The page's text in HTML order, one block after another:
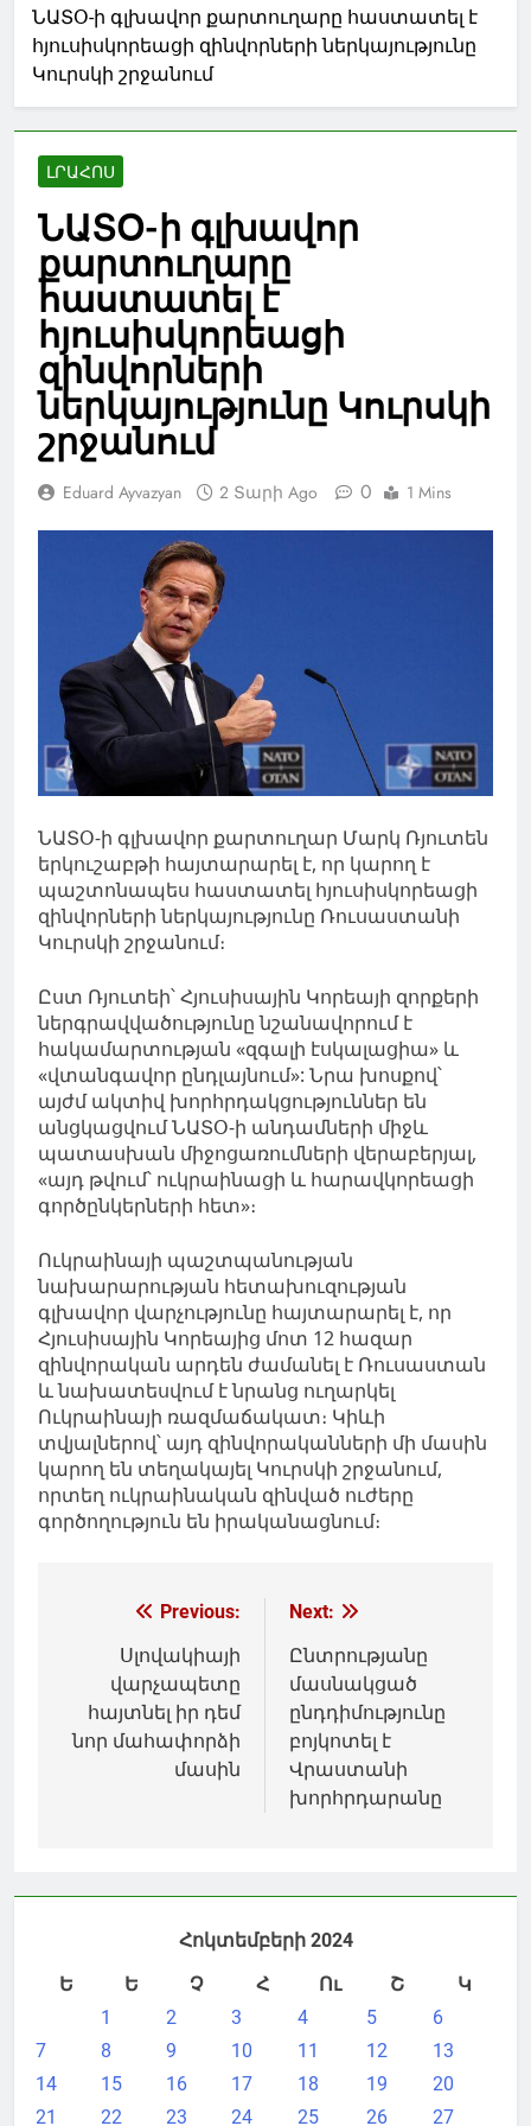
ՆԱՏՕ-ի գլխավոր քարտուղարը հաստատել է
հյուսիսկորեացի զինվորների ներկայությունը
Կուրսկի շրջանում
ԼՐԱՀՈՍ
ՆԱՏՕ-ի գլխավոր
քարտուղարը
հաստատել է
հյուսիսկորեացի
զինվորների
ներկայությունը Կուրսկի
շրջանում
Eduard Ayvazyan 2 Տարի Ago 0 1 Mins
ՆԱՏՕ-ի գլխավոր քարտուղար Մարկ Ռյուտեն
երկուշաբթի հայտարարել է, որ կարող է
պաշտոնապես հաստատել հյուսիսկորեացի
զինվորների ներկայությունը Ռուսաստանի
Կուրսկի շրջանում։
Ըստ Ռյուտեի՝ Հյուսիսային Կորեայի զորքերի
ներգրավվածությունը նշանավորում է
հակամարտության «զգալի էսկալացիա» և
«վտանգավոր ընդլայնում»: Նրա խոսքով՝
այժմ ակտիվ խորհրդակցություններ են
անցկացվում ՆԱՏՕ-ի անդամների միջև
պատասխան միջոցառումների վերաբերյալ,
«այդ թվում՝ ուկրաինացի և հարավկորեացի
գործընկերների հետ»։
Ուկրաինայի պաշտպանության
նախարարության հետախուզության
գլխավոր վարչությունը հայտարարել է, որ
Հյուսիսային Կորեայից մոտ 12 հազար
զինվորական արդեն ժամանել է Ռուսաստան
և նախատեսվում է նրանց ուղարկել
Ուկրաինայի ռազմաճակատ։ Կիևի
տվյալներով՝ այդ զինվորականների մի մասին
կարող են տեղակայել Կուրսկի շրջանում,
որտեղ ուկրաինական զինված ուժերը
գործողություն են իրականացնում։
Գրառումների
նավարկումը
Previous:
Սլովակիայի
վարչապետը
հայտնել իր դեմ
նոր մահափորձի
մասին
Next:
Ընտրությանը
մասնակցած
ընդդիմությունը
բոյկոտել է
Վրաստանի
խորհրդարանը
Հոկտեմբերի 2024
Ե
Ե Չ Հ Ու Շ
Կ
1
2 3 4 5
6
7
8 9 10 11 12
13
14
15 16 17 18 19
20
21
22 23 24 25 26 27